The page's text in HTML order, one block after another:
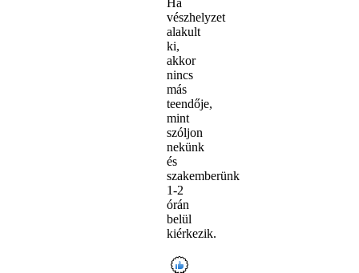
Ha
vészhelyzet
alakult
ki,
akkor
nincs
más
teendője,
mint
szóljon
nekünk
és
szakemberünk
1-2
órán
belül
kiérkezik.